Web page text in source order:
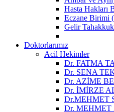
Hasta
Eczane
Gelir
Doktorlarımız
Acil Hekimler
Dr. FATMA
Dr. SENA
Dr. AZİME
Dr. İMİRZE
Dr.MEHMET
Dr.